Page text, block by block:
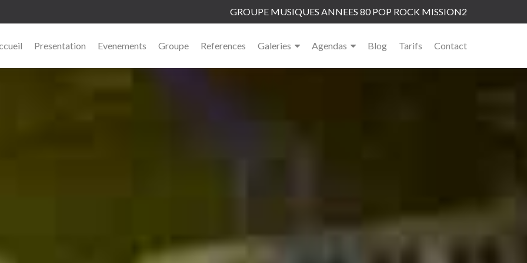
GROUPE MUSIQUES ANNEES 80 POP ROCK MISSION2
Presentation Evenements Groupe References Galeries Agendas Blog Tarifs Contact